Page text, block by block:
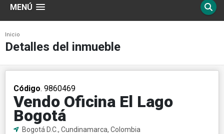
MENÚ
Inicio
Detalles del inmueble
Código. 9860469
Vendo Oficina El Lago
Bogotá
Bogotá D.C., Cundinamarca, Colombia